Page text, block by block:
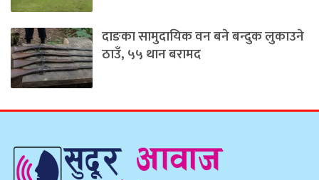
दाङका सामुदायिक वन बने बन्दुक लुकाउने
ठाउँ, ५५ थान बरामद